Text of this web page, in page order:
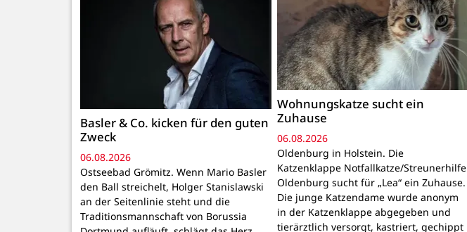
Basler & Co. kicken für den guten
Zweck
06.08.2026
Ostseebad Grömitz. Wenn Mario Basler
den Ball streichelt, Holger Stanislawski
an der Seitenlinie steht und die
Traditionsmannschaft von Borussia
Wohnungskatze sucht ein
Zuhause
06.08.2026
Oldenburg in Holstein. Die
Katzenklappe Notfallkatze/Streunerhilfe
Oldenburg sucht für „Lea“ ein Zuhause.
Die junge Katzendame wurde anonym
in der Katzenklappe abgegeben und
tierärztlich versorgt, kastriert, gechippt